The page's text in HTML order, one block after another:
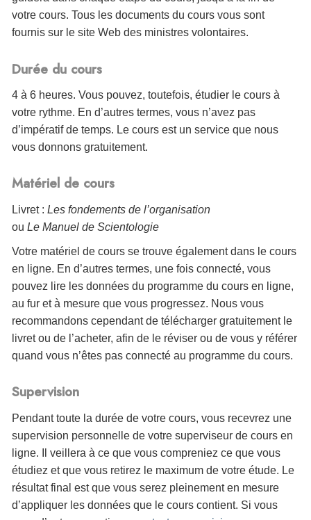
votre cours. Tous les documents du cours vous sont
fournis sur le site Web des ministres volontaires.
Durée du cours
4 à 6 heures. Vous pouvez, toutefois, étudier le cours à
votre rythme. En d’autres termes, vous n’avez pas
d’impératif de temps. Le cours est un service que nous
vous donnons gratuitement.
Matériel de cours
Livret : Les fondements de l’organisation
ou Le Manuel de Scientologie
Votre matériel de cours se trouve également dans le cours
en ligne. En d’autres termes, une fois connecté, vous
pouvez lire les données du programme du cours en ligne,
au fur et à mesure que vous progressez. Nous vous
recommandons cependant de télécharger gratuitement le
livret ou de l’acheter, afin de le réviser ou de vous y référer
quand vous n’êtes pas connecté au programme du cours.
Supervision
Pendant toute la durée de votre cours, vous recevrez une
supervision personnelle de votre superviseur de cours en
ligne. Il veillera à ce que vous compreniez ce que vous
étudiez et que vous retirez le maximum de votre étude. Le
résultat final est que vous serez pleinement en mesure
d’appliquer les données que le cours contient. Si vous